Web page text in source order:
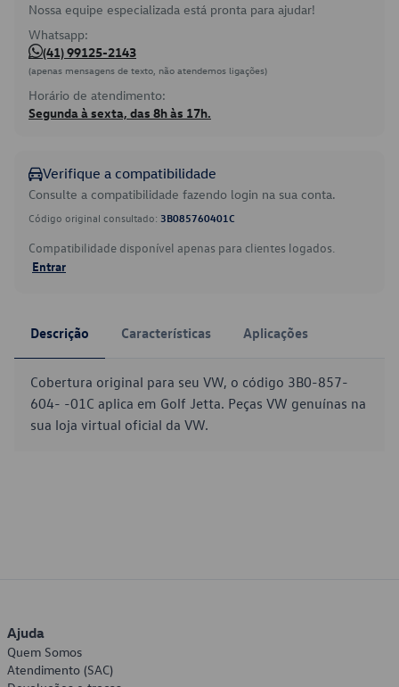
Nossa equipe especializada está pronta para ajudar!
Whatsapp:
(41) 99125-2143
(apenas mensagens de texto, não atendemos ligações)
Horário de atendimento:
Segunda à sexta, das 8h às 17h.
Verifique a compatibilidade
Consulte a compatibilidade fazendo login na sua conta.
Código original consultado: 3B085760401C
Compatibilidade disponível apenas para clientes logados.
Entrar
Descrição Características Aplicações
Cobertura original para seu VW, o código 3B0-857-
604- -01C aplica em Golf Jetta. Peças VW genuínas na
sua loja virtual oficial da VW.
Ajuda
Quem Somos
Atendimento (SAC)